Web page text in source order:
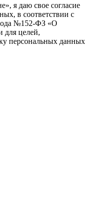
я даю свое согласие
в соответствии с
№152-ФЗ «О
для целей,
персональных данных